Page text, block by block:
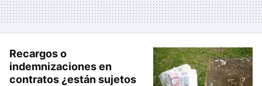
Recargos o
indemnizaciones en
contratos ¿están sujetos